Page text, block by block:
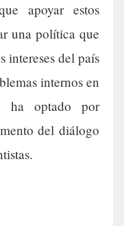
apoyar estos
una política que
intereses del país
internos en
ha optado por
del diálogo